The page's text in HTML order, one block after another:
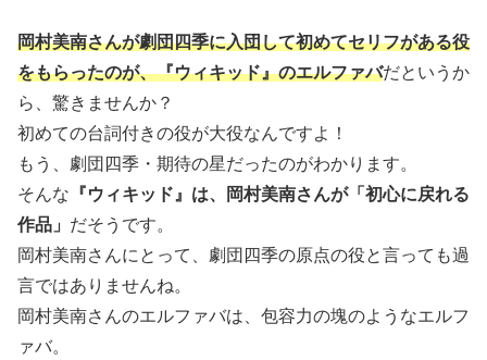
岡村美南さんが劇団四季に入団して初めてセリフがある役
をもらったのが、『ウィキッド』のエルファバだというか
ら、驚きませんか？
初めての台詞付きの役が大役なんですよ！
もう、劇団四季・期待の星だったのがわかります。
そんな 『ウィキッド』は、岡村美南さんが「初心に戻れる
作品」 だそうです。
岡村美南さんにとって、劇団四季の原点の役と言っても過
言ではありませんね。
岡村美南さんのエルファバは、包容力の塊のようなエルフ
ァバ。